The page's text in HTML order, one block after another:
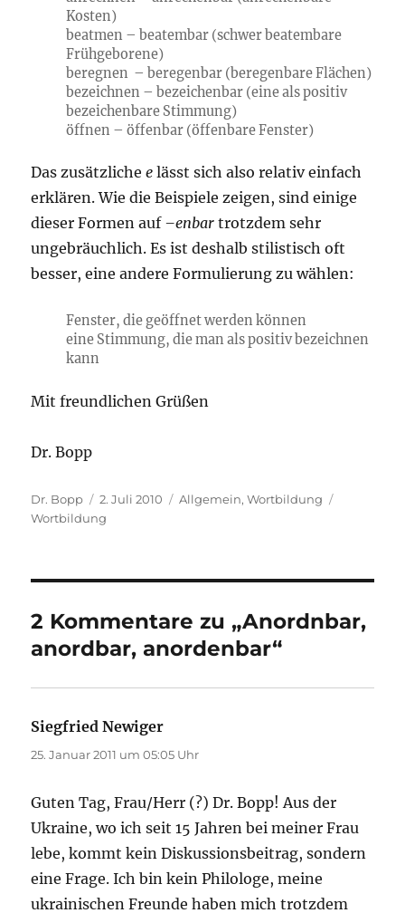
Kosten)
beatmen – beatembar (schwer beatembare
Frühgeborene)
beregnen – beregenbar (beregenbare Flächen)
bezeichnen – bezeichenbar (eine als positiv
bezeichenbare Stimmung)
öffnen – öffenbar (öffenbare Fenster)
Das zusätzlichee lässt sich also relativ einfach
erklären. Wie die Beispiele zeigen, sind einige
dieser Formen auf –enbar trotzdem sehr
ungebräuchlich. Es ist deshalb stilistisch oft
besser, eine andere Formulierung zu wählen:
Fenster, die geöffnet werden können
eine Stimmung, die man als positiv bezeichnen
kann
Mit freundlichen Grüßen
Dr. Bopp
Autor
Dr. Bopp
Veröffentlicht
am
2. Juli 2010 Kategorien
Allgemein,Wortbildung
Wortbildung
2 Kommentare zu „Anordnbar,
anordbar, anordenbar“
Siegfried Newiger
25. Januar 2011 um 05:05 Uhr
Guten Tag, Frau/Herr (?) Dr. Bopp! Aus der
Ukraine, wo ich seit 15 Jahren bei meiner Frau
lebe, kommt kein Diskussionsbeitrag, sondern
eine Frage. Ich bin kein Philologe, meine
ukrainischen Freunde haben mich trotzdem